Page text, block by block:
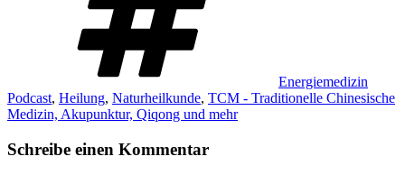
Energiemedizin
Podcast, Heilung, Naturheilkunde, TCM - Traditionelle Chinesische
Medizin, Akupunktur, Qiqong und mehr
Schreibe einen Kommentar